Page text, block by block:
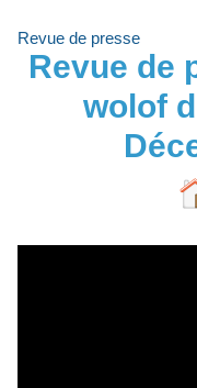
Revue de presse
Revue de
wolof